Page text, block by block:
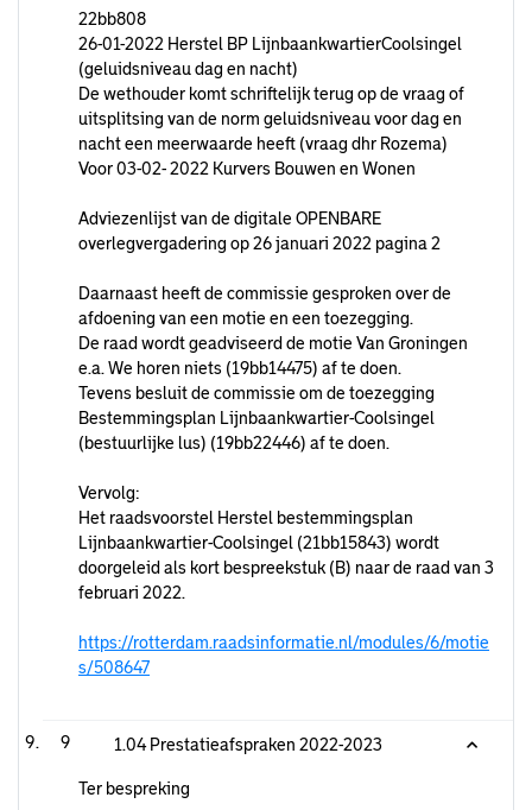
22bb808
26-01-2022 Herstel BP LijnbaankwartierCoolsingel
(geluidsniveau dag en nacht)
De wethouder komt schriftelijk terug op de vraag of
uitsplitsing van de norm geluidsniveau voor dag en
nacht een meerwaarde heeft (vraag dhr Rozema)
Voor 03-02- 2022 Kurvers Bouwen en Wonen
Adviezenlijst van de digitale OPENBARE
overlegvergadering op 26 januari 2022 pagina 2
Daarnaast heeft de commissie gesproken over de
afdoening van een motie en een toezegging.
De raad wordt geadviseerd de motie Van Groningen
e.a. We horen niets (19bb14475) af te doen.
Tevens besluit de commissie om de toezegging
Bestemmingsplan Lijnbaankwartier-Coolsingel
(bestuurlijke lus) (19bb22446) af te doen.
Vervolg:
Het raadsvoorstel Herstel bestemmingsplan
Lijnbaankwartier-Coolsingel (21bb15843) wordt
doorgeleid als kort bespreekstuk (B) naar de raad van 3
februari 2022.
https://rotterdam.raadsinformatie.nl/modules/6/motie
s/508647
9 1.04 Prestatieafspraken 2022-2023
Ter bespreking